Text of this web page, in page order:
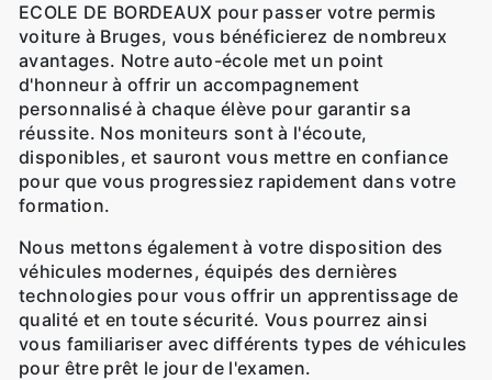
ECOLE DE BORDEAUX pour passer votre permis
voiture à Bruges, vous bénéficierez de nombreux
avantages. Notre auto-école met un point
d'honneur à offrir un accompagnement
personnalisé à chaque élève pour garantir sa
réussite. Nos moniteurs sont à l'écoute,
disponibles, et sauront vous mettre en confiance
pour que vous progressiez rapidement dans votre
formation.
Nous mettons également à votre disposition des
véhicules modernes, équipés des dernières
technologies pour vous offrir un apprentissage de
qualité et en toute sécurité. Vous pourrez ainsi
vous familiariser avec différents types de véhicules
pour être prêt le jour de l'examen.